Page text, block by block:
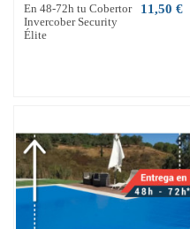
En 48-72h tu Cobertor
Invercober Security
Élite
11,50 €